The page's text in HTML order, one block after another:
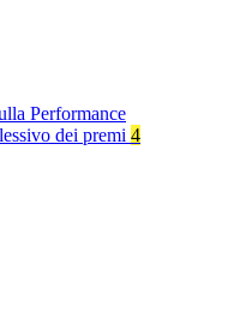
Performance
dei premi 4